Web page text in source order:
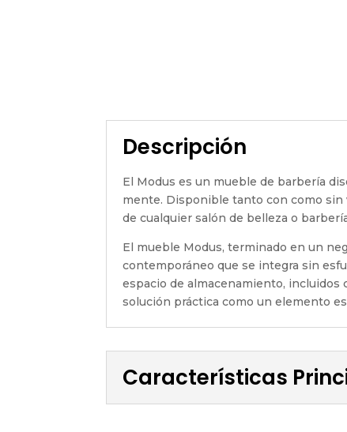
Descripción
El Modus es un mueble de barbería
mente. Disponible tanto con como sin
de cualquier salón de belleza o
El mueble Modus, terminado en un
contemporáneo que se integra sin
espacio de almacenamiento,
solución práctica como un elemento
Características